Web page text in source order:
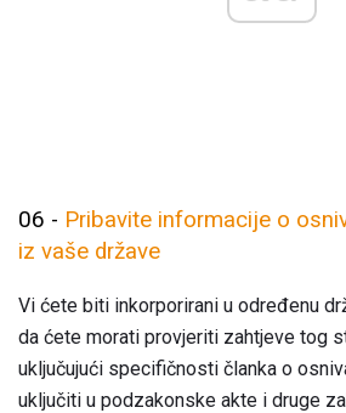
06 - Pribavite informacije o
iz vaše države
Vi ćete biti inkorporirani u određenu
da ćete morati provjeriti zahtjeve tog
uključujući specifičnosti članka o
uključiti u podzakonske akte i druge